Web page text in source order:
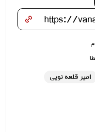
امیر قلعه نویی